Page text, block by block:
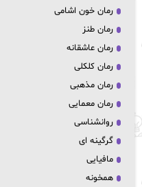
رمان خون اشامی
رمان طنز
رمان عاشقانه
رمان کلکلی
رمان مذهبی
رمان معمایی
روانشناسی
گرگینه ای
مافیایی
همخونه